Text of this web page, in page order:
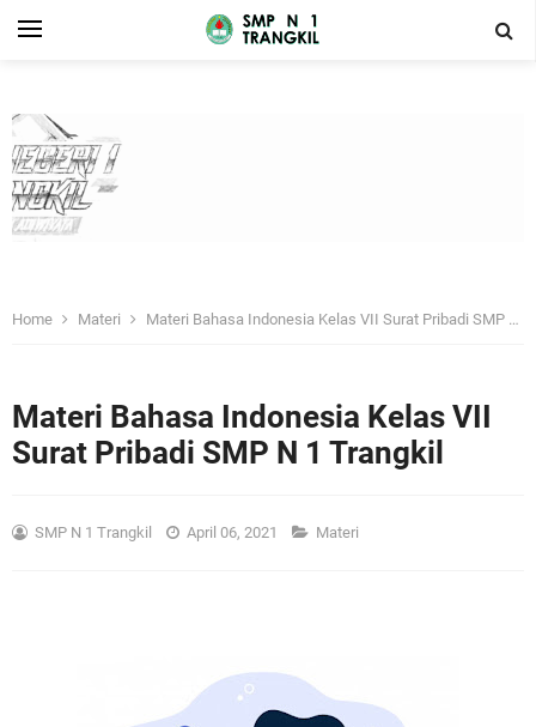
Home Materi Materi Bahasa Indonesia Kelas VII Surat Pribadi SMP N 1 Trangkil
Materi Bahasa Indonesia Kelas VII
Surat Pribadi SMP N 1 Trangkil
SMP N 1 Trangkil April 06, 2021 Materi